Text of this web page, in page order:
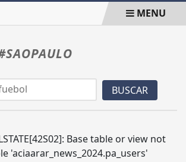
MENU
BUSCAR
Base table or view not
'aciaarar_news_2024.pa_users'